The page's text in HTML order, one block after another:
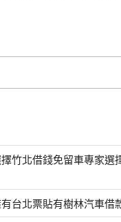
竹北借錢免留車專家選
台北票貼有樹林汽車借